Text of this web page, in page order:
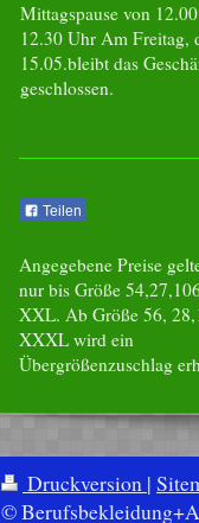
Mittagspause von
12.30 Uhr Am Freitag,
15.05.bleibt das
geschlossen.
Teilen
Angegebene Preise
nur bis Größe
XXL. Ab Größe 56,
XXXL wird ein
Übergrößenzuschlag
Druckversion |
©